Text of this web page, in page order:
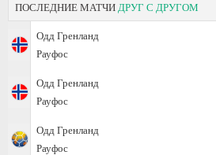
ПОСЛЕДНИЕ МАТЧИ ДРУГ С ДРУГОМ
Одд Гренланд
Рауфос
Одд Гренланд
Рауфос
Одд Гренланд
Рауфос